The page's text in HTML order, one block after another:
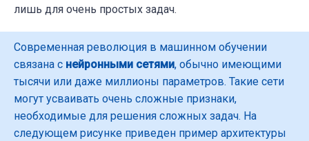
лишь для очень простых задач.
Современная революция в машинном обучении
связана с нейронными сетями, обычно имеющими
тысячи или даже миллионы параметров. Такие сети
могут усваивать очень сложные признаки,
необходимые для решения сложных задач. На
следующем рисунке приведен пример архитектуры